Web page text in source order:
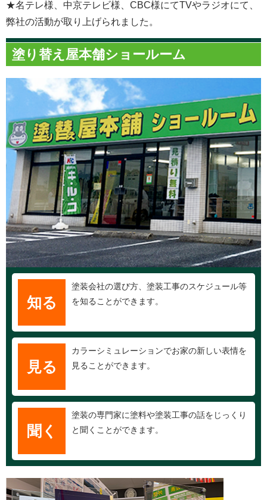
★名テレ様、中京テレビ様、CBC様にてTVやラジオにて、
弊社の活動が取り上げられました。
塗り替え屋本舗ショールーム
知る
塗装会社の選び方、塗装工事のスケジュール等
を知ることができます。
見る
カラーシミュレーションでお家の新しい表情を
見ることができます。
聞く
塗装の専門家に塗料や塗装工事の話をじっくり
と聞くことができます。